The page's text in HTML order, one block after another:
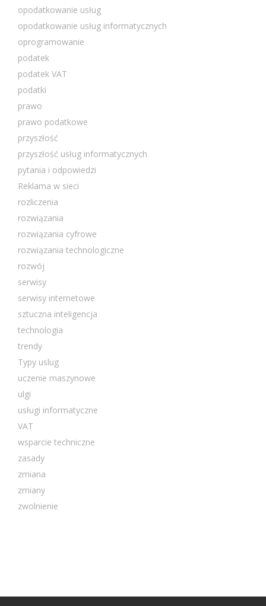
opodatkowanie usług
opodatkowanie usług informatycznych
oprogramowanie
podatek
podatek VAT
podatki
prawo
prawo podatkowe
przyszłość
przyszłość usług informatycznych
pytania i odpowiedzi
Reklama w sieci
rozliczenia
rozwiązania
rozwiązania cyfrowe
rozwiązania technologiczne
rozwój
serwisy
serwisy internetowe
sztuczna inteligencja
technologia
trendy
Typy uslug
uczenie maszynowe
ulgi
usługi informatyczne
VAT
wsparcie techniczne
zasady
zmiana
zmiany
zwolnienie